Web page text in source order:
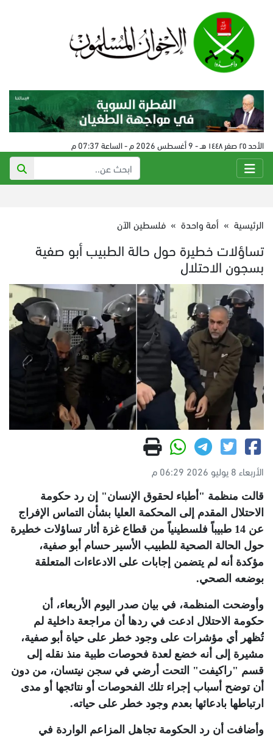
الأحد ٢٥ صفر ١٤٤٨ هـ - 9 أغسطس 2026 م - الساعة 07:37 م
الرئيسية » أمة واحدة » فلسطين الآن
تساؤلات خطيرة حول حالة الطبيب أبو صفية
بسجون الاحتلال
الأربعاء 8 يوليو 2026 06:29 م
قالت منظمة "أطباء لحقوق الإنسان" إن رد حكومة
الاحتلال المقدم إلى المحكمة العليا بشأن التماس الإفراج
عن 14 طبيباً فلسطينياً من قطاع غزة أثار تساؤلات خطيرة
حول الحالة الصحية للطبيب الأسير حسام أبو صفية،
مؤكدة أنه لم يتضمن إجابات على الادعاءات المتعلقة
بوضعه الصحي.
وأوضحت المنظمة، في بيان صدر اليوم الأربعاء، أن
حكومة الاحتلال ادعت في ردها أن مراجعة داخلية لم
تُظهر أي مؤشرات على وجود خطر على حياة أبو صفية،
مشيرة إلى أنه خضع لعدة فحوصات طبية منذ نقله إلى
قسم "راكيفت" التحت أرضي في سجن نيتسان، من دون
أن توضح أسباب إجراء تلك الفحوصات أو نتائجها أو مدى
ارتباطها بادعائها بعدم وجود خطر على حياته.
وأضافت أن رد الحكومة تجاهل المزاعم الواردة في